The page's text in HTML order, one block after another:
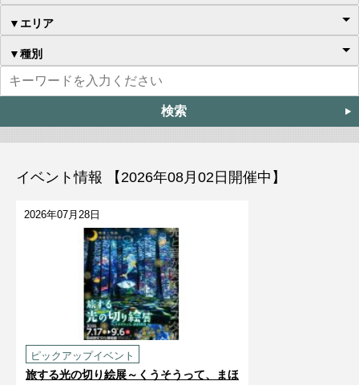
▼エリア
▼種別
イベント情報 【2026年08月02日開催中】
2026年07月28日
ピックアップイベント
旅する光の切り絵展～くうそうって、まほ